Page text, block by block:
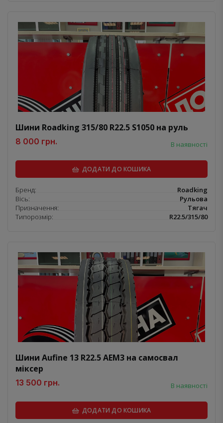
Шини Roadking 315/80 R22.5 S1050 на руль
В наявності
8 000 грн.
ДОДАТИ ДО КОШИКА
Бренд:
Roadking
Вісь:
Рульова
Призначення:
Тягач
Типорозмір:
R22.5/315/80
Шини Aufine 13 R22.5 AEM3 на самосвал
міксер
В наявності
13 500 грн.
ДОДАТИ ДО КОШИКА